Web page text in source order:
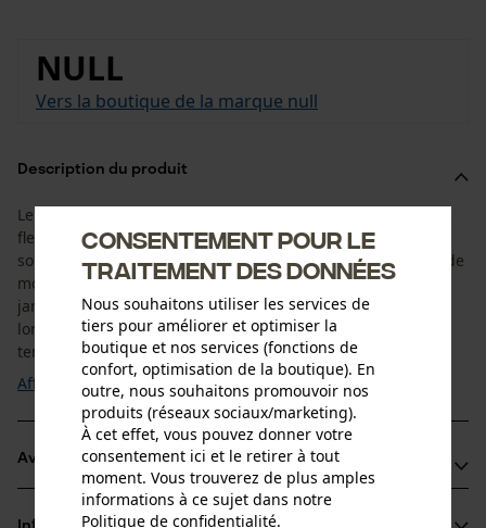
NULL
Vers la boutique de la marque null
Description du produit
Le pantalon de travail élastique Jobman 2391 offre une
flexibilité ultime pour travailler en forêt ou au jardin. Le
solide tissu extensible dans les 4 sens procure une liberté de
mouvement illimitée. Les zones renforcées en bas des
jambes permettent à ce vêtement de travail de durer plus
longtemps. La ceinture extensible permet au pantalon de
tenir confortablement. Les genoux ...
Afficher plus
Avantages du produit
Pantalon de travail offrant une flexibilité ultime grâce à un
Consentement pour le
traitement des données
Nous souhaitons utiliser les services de
tiers pour améliorer et optimiser la
boutique et nos services (fonctions de
confort, optimisation de la boutique). En
outre, nous souhaitons promouvoir nos
produits (réseaux sociaux/marketing).
À cet effet, vous pouvez donner votre
consentement ici et le retirer à tout
moment. Vous trouverez de plus amples
informations à ce sujet dans notre
Politique de confidentialité.